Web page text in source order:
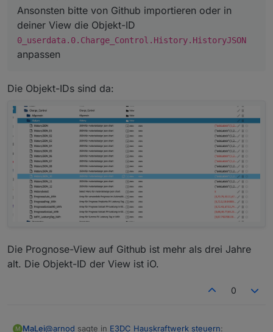
Ansonsten bitte von Github importieren oder in
deiner View die Objekt-ID
0_userdata.0.Charge_Control.History.HistoryJSON
anpassen
Die Objekt-IDs sind da:
Die Prognose-View auf Github ist mehr als drei Jahre
alt. Die Objekt-ID der View ist iO.
0
M MaLei@arnod sagte in E3DC Hauskraftwerk steuern: